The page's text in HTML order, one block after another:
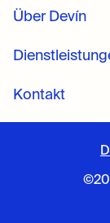
Über Devín
Kontakt